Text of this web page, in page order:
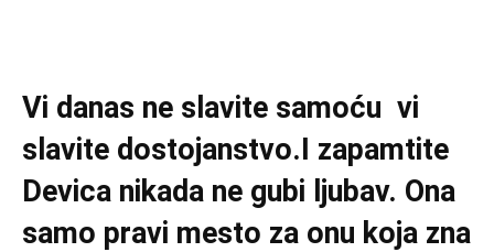
Vi danas ne slavite samoću vi
slavite dostojanstvo.I zapamtite
Devica nikada ne gubi ljubav. Ona
samo pravi mesto za onu koja zna